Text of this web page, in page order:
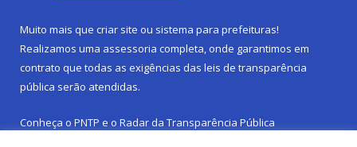
Muito mais que criar site ou sistema para prefeituras!
Realizamos uma assessoria completa, onde garantimos em
contrato que todas as exigências das leis de transparência
pública serão atendidas.
Conheça o PNTP e o Radar da Transparência Pública